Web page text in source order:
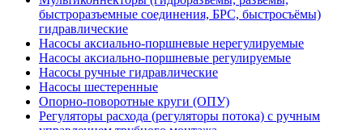
быстроразъемные соединения, БРС, быстросъёмы)
гидравлические
Насосы аксиально-поршневые нерегулируемые
Насосы аксиально-поршневые регулируемые
Насосы ручные гидравлические
Насосы шестеренные
Опорно-поворотные круги (ОПУ)
Регуляторы расхода (регуляторы потока) с ручным